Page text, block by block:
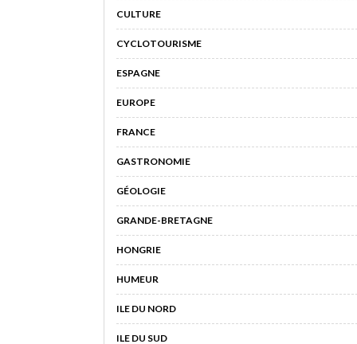
CULTURE
CYCLOTOURISME
ESPAGNE
EUROPE
FRANCE
GASTRONOMIE
GÉOLOGIE
GRANDE-BRETAGNE
HONGRIE
HUMEUR
ILE DU NORD
ILE DU SUD